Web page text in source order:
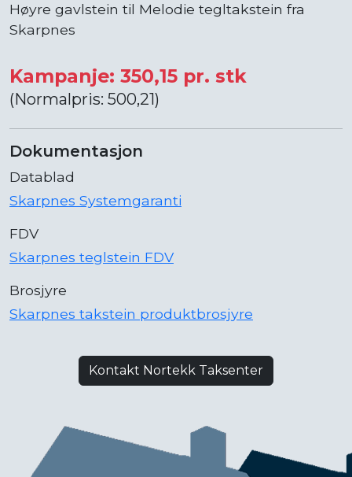
Høyre gavlstein til Melodie tegltakstein fra
Skarpnes
Kampanje: 350,15 pr. stk
(Normalpris: 500,21)
Dokumentasjon
Datablad
Skarpnes Systemgaranti
FDV
Skarpnes teglstein FDV
Brosjyre
Skarpnes takstein produktbrosjyre
Kontakt Nortekk Taksenter